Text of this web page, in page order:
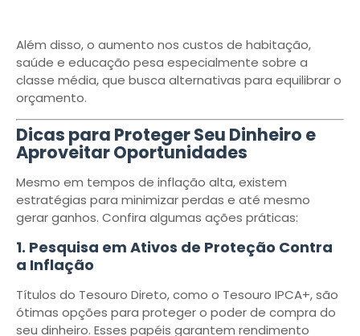
Além disso, o aumento nos custos de habitação,
saúde e educação pesa especialmente sobre a
classe média, que busca alternativas para equilibrar o
orçamento.
Dicas para Proteger Seu Dinheiro e
Aproveitar Oportunidades
Mesmo em tempos de inflação alta, existem
estratégias para minimizar perdas e até mesmo
gerar ganhos. Confira algumas ações práticas:
1. Pesquisa em Ativos de Proteção Contra
a Inflação
Títulos do Tesouro Direto, como o Tesouro IPCA+, são
ótimas opções para proteger o poder de compra do
seu dinheiro. Esses papéis garantem rendimento